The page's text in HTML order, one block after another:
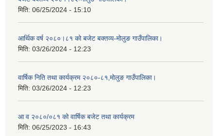
मिति: 06/25/2024 - 15:10
आर्थिक वर्ष २०८०।८१ को बजेट बक्तव्य-मोलुङ गाउँपालिका।
मिति: 03/26/2024 - 12:23
वार्षिक निति तथा कार्यक्रम २०८०-८१,मोलुङ गाउँपालिका।
मिति: 03/26/2024 - 12:23
आ व २०८०/०८१ को वार्षिक बजेट तथा कार्यक्रम
मिति: 06/25/2023 - 16:43